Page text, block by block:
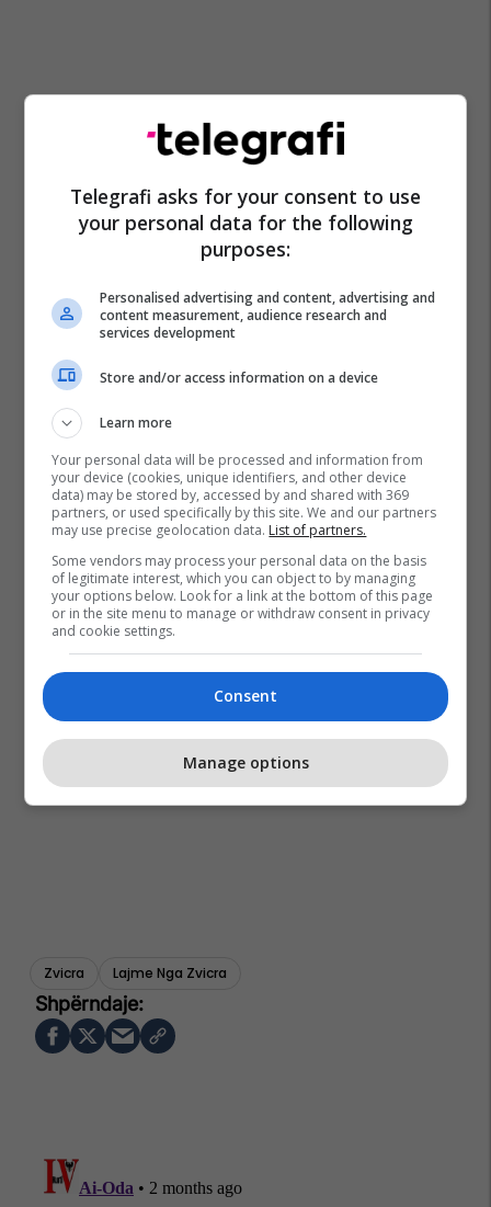
Zvicra Lajme Nga Zvicra
Telegrafi asks for your consent to use
your personal data for the following
purposes:
Personalised advertising and content, advertising and
content measurement, audience research and
services development
Store and/or access information on a device
Learn more
Your personal data will be processed and information from
your device (cookies, unique identifiers, and other device
data) may be stored by, accessed by and shared with 369
partners, or used specifically by this site. We and our partners
may use precise geolocation data. List of partners.
Some vendors may process your personal data on the basis
of legitimate interest, which you can object to by managing
your options below. Look for a link at the bottom of this page
or in the site menu to manage or withdraw consent in privacy
and cookie settings.
Consent
Manage options